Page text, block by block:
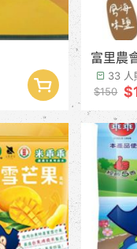
富里農
33 人
$150